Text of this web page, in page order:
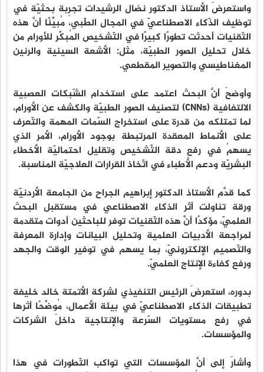
واستعرضَ الأستاذ الدكتور نضال الرشيدات تجرِبة بحثيّة في
توظيف الذّكاء الاصطناعيّ في المجال الطّبي، مُبيِّنًا أنَّ هذه
التّقنيات أحدثت تطورًا كبيرًا في التّشخيص المُبكِّر للأورام من
خلال تحليل الصور الطبيّة، مثل: الأشعة السينية والرنين
المغناطيسي والتصوير المقطعي.
وأوضحَ أنَّ البحث اعتمد على استخدام الشّبكات العصبية
الالتفافية (CNNs) لتصنيف الصور الطبيّة والكشف عن الأورام،
لما تمتلكه من قدرة على استخراج السّمات المهمة والتّعرف
على الأنماط المعقدة المرتبطة بوجود الأورام، الأمر الذي
يسهمُ في رفعِ دقة التَّشخيص وتقليل احتماليّة الأخطاء
البشريّة ودعم الأطباء في اتّخاذ القرارات العلاجيّة المناسبة.
كما قدَّم الأستاذ الدكتور إبراهيم الجراح من الجامعة الأردنيّة
ورقة تناولت أثر الذكاء الاصطناعي في مستقبل البحث
العلميّ، مؤكدًا أنَّ هذه التّقنيات توفر للباحثين أدوات متقدمة
لمراجعة الأدبيات العلمية وتحليل البيانات وإدارة المعرفة
والتّصميم الإلكترونيّ، بما يسهم في توفير الوقت والجهد
ورفع كفاءة الإنتاج العلميّ.
بدوره، استعرضَ الرئيس التنفيذي لشركة الأتمتة خالد خليفة
تطبيقات الذكاء الاصطناعيّ في بيئة الأعمال، مُوضِّحًا أثرها
في رفع مستويات السّرعة والإنتاجية داخلَ الشركات
والمؤسسات.
وأشارَ إلى أنَّ المؤسسات التي تواكب التّطورات في هذا